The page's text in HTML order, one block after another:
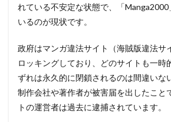
覧
4.1
村
んが
村）
4.2
漫
画
れている不安定な状態で、「
いるのが現状です。
政府はマンガ違法サイト（海賊版違法サ
ロッキングしており、どのサイトも一時
ずれは永久的に閉鎖されるのは間違いな
制作会社や著作者が被害届を出したこと
トの運営者は過去に逮捕されています。